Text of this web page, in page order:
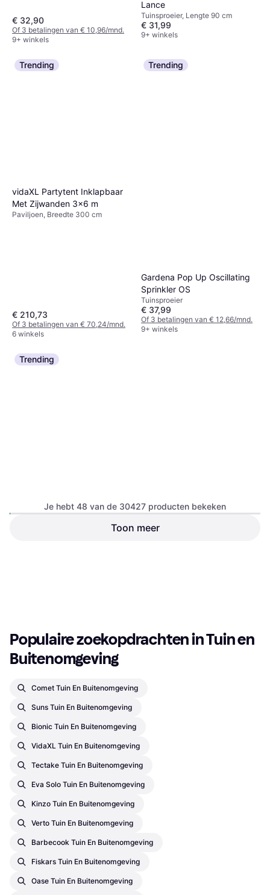
€ 32,90
Of 3 betalingen van € 10,96/mnd.
9+ winkels
Lance
Tuinsproeier, Lengte 90 cm
€ 31,99
9+ winkels
Trending
vidaXL Partytent Inklapbaar
Met Zijwanden 3x6 m
Paviljoen, Breedte 300 cm
€ 210,73
Of 3 betalingen van € 70,24/mnd.
6 winkels
Trending
Gardena Pop Up Oscillating
Sprinkler OS
Tuinsproeier
€ 37,99
Of 3 betalingen van € 12,66/mnd.
9+ winkels
Trending
Gardena Micro-Drip
Je hebt 48 van de 30427 producten bekeken
Toon meer
Populaire zoekopdrachten in Tuin en
Buitenomgeving
Comet Tuin En Buitenomgeving
Suns Tuin En Buitenomgeving
Bionic Tuin En Buitenomgeving
VidaXL Tuin En Buitenomgeving
Tectake Tuin En Buitenomgeving
Eva Solo Tuin En Buitenomgeving
Kinzo Tuin En Buitenomgeving
Verto Tuin En Buitenomgeving
Barbecook Tuin En Buitenomgeving
Fiskars Tuin En Buitenomgeving
Oase Tuin En Buitenomgeving